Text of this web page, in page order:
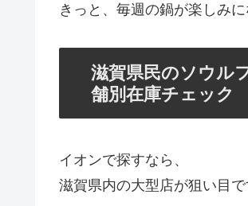
きっと、毎週の鍋が楽しみに
滋賀県民のソウル
舗別在庫チェック
イオンで探すなら、
滋賀県内の大型店が狙い目で